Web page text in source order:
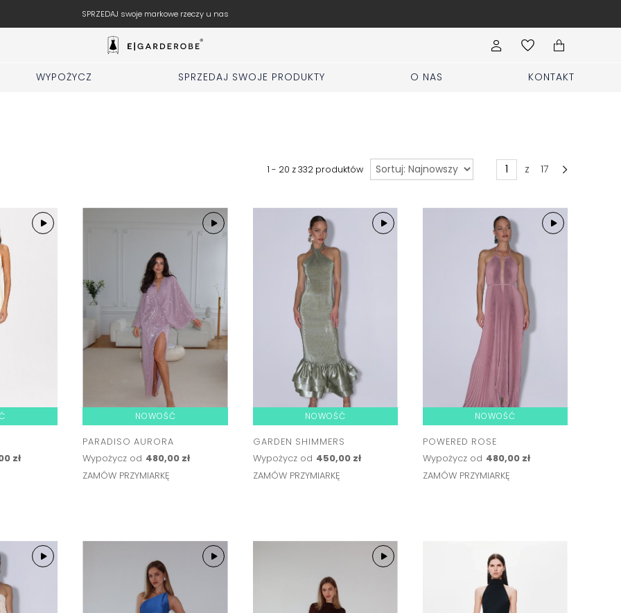
SPRZEDAJ swoje markowe rzeczy u nas
WYPOŻYCZ SPRZEDAJ SWOJE PRODUKTY O NAS KONTAKT
1 - 20 z332produktów Sortuj z 17
zł
NOWOŚĆ
PARADISO AURORA
Wypożycz od 480,00 zł
ZAMÓW PRZYMIARKĘ
NOWOŚĆ
GARDEN SHIMMERS
Wypożycz od 450,00 zł
ZAMÓW PRZYMIARKĘ
NOWOŚĆ
POWERED ROSE
Wypożycz od 480,00 zł
ZAMÓW PRZYMIARKĘ